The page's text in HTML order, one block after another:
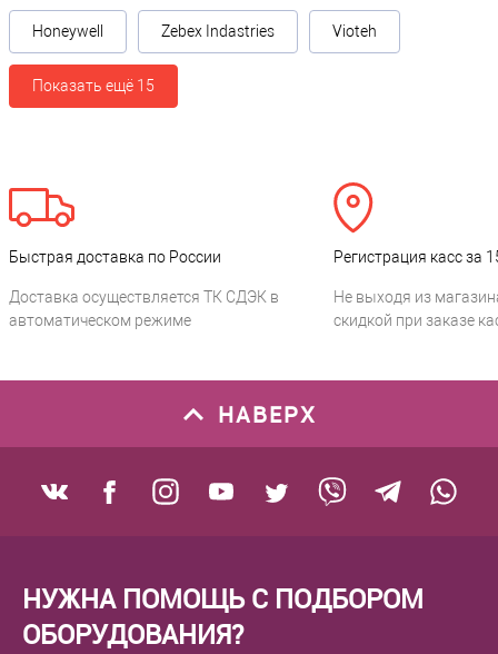
Honeywell Zebex Indastries Vioteh
Показать ещё 15
Быстрая доставка по России
Доставка осуществляется ТК СДЭК в
автоматическом режиме
Регистрация касс за
Не выходя из
скидкой при заказе
НАВЕРХ
НУЖНА ПОМОЩЬ С ПОДБОРОМ
ОБОРУДОВАНИЯ?